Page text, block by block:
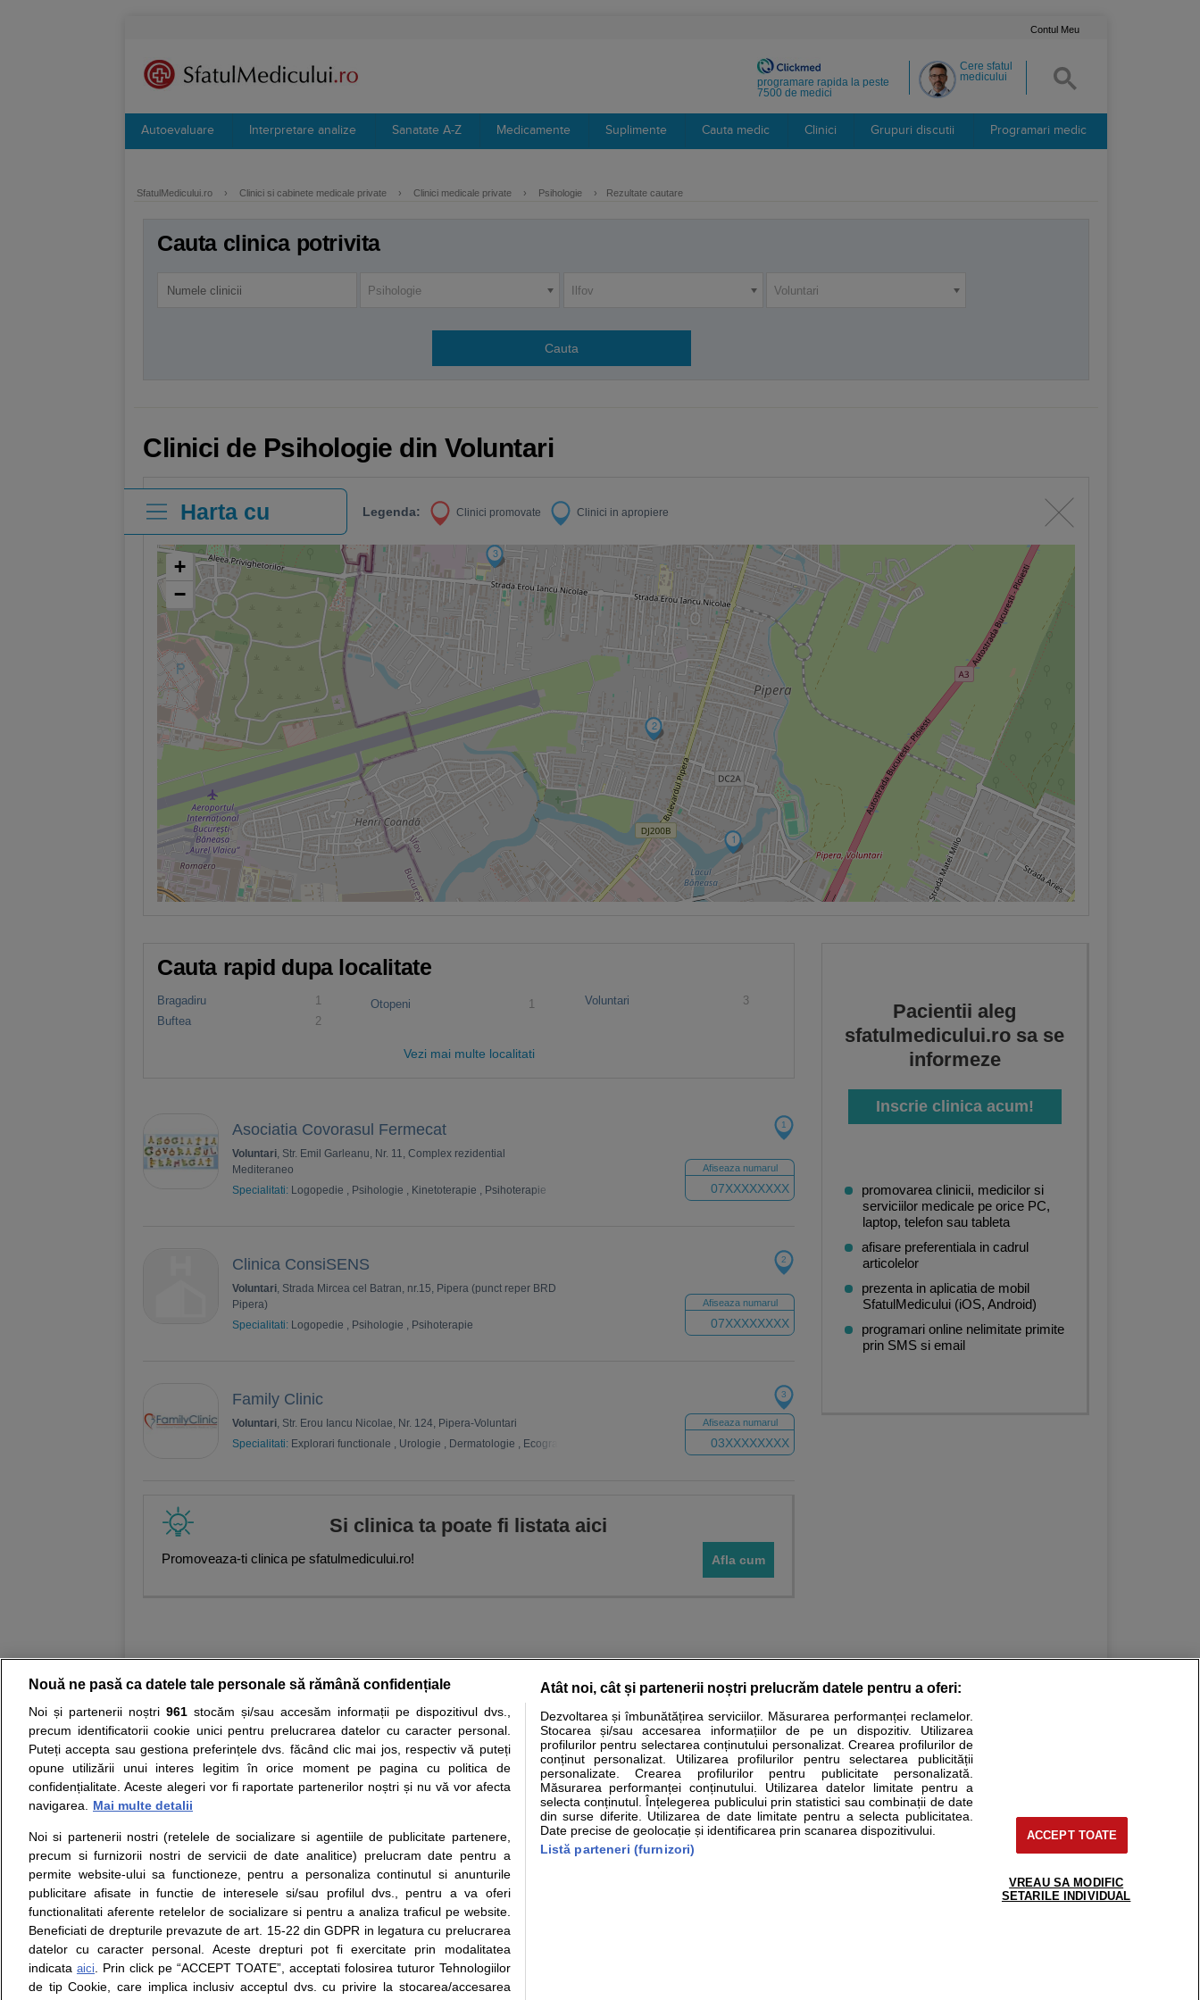
Contul Meu
Cere sfatul
medicului
programare rapida la peste
7500 de medici
Autoevaluare Interpretare analize Sanatate A-Z Medicamente Suplimente Cauta medic Clinici Grupuri discutii Programari medic
SfatulMedicului.ro › Clinici si cabinete medicale private › Clinici medicale private › Psihologie › Rezultate cautare
Cauta clinica potrivita
Psihologie Ilfov Voluntari
Clinici de Psihologie din Voluntari
Harta cu
clinici
Legenda: Clinici promovate Clinici in apropiere
1
2
3
+
−
Cauta rapid dupa localitate
Bragadiru
1
Buftea
2
Otopeni 1 Voluntari 3
Vezi mai multe localitati
Asociatia Covorasul Fermecat
Voluntari, Str. Emil Garleanu, Nr. 11, Complex rezidential
Mediteraneo
Specialitati: Logopedie , Psihologie , Kinetoterapie , Psihoterapie
Afiseaza numarul
07XXXXXXXX
1
Clinica ConsiSENS
Voluntari, Strada Mircea cel Batran, nr.15, Pipera (punct reper BRD
Pipera)
Specialitati: Logopedie , Psihologie , Psihoterapie
Afiseaza numarul
07XXXXXXXX
2
Family Clinic
Voluntari, Str. Erou Iancu Nicolae, Nr. 124, Pipera-Voluntari
Specialitati: Explorari functionale , Urologie , Dermatologie , Ecografie Gastroenterologie,Medicina generala
Afiseaza numarul
03XXXXXXXX
3
Si clinica ta poate fi listata aici
Promoveaza-ti clinica pe sfatulmedicului.ro! Afla cum
Pacientii aleg
sfatulmedicului.ro sa se
informeze
Inscrie clinica acum!
promovarea clinicii, medicilor si
serviciilor medicale pe orice PC,
laptop, telefon sau tableta
afisare preferentiala in cadrul
articolelor
prezenta in aplicatia de mobil
SfatulMedicului (iOS, Android)
programari online nelimitate primite
prin SMS si email
Resurse: Autoevaluare simptome Interpretare analize Specialitati medicale Boli si afectiuni Calculatoare Stiri medicale
Opiniile avizate ale medicilor, sfaturile si orice alte informatii despre sanatate disponibile pe sfatulmedicului.ro au scop informativ si educational. Ele nu pot substitui consultul medical direct si
nici diagnosticul stabilit in urma investigatiilor si analizelor medicale. Va sfatuim, ca pe langa informatia primita pe sfatulmedicului.ro sa consultati fie medicul Dvs., fie unul dintre medicii pe care
ii punem la dispozitie pentru programare in sistemul de programari la medic Clickmed.
Despre noi
Despre noi
Contact
Intrebari frecvente
Consultanti
medicali
Legal
Termeni si conditii
Politica de
confidentialitate
Politica de cookie
Modifica Setarile Cookie
Drepturile consumatorului
Protectia consumatorilor - ANPC
Solutionarea Alternativa a
Litigiilor
Info consumator: 0800.080.999
Formulare europene - CNAS
Ministerul Sanatatii - ANMDM
Parteneri
support@sfatulmedicului.ro
© Copyright © 2005 - 2026
Nouă ne pasă ca datele tale personale să rămână confidențiale
Noi și partenerii noștri 961stocăm și/sau accesăm informații pe dispozitivul dvs.,
precum identificatorii cookie unici pentru prelucrarea datelor cu caracter personal.
Puteți accepta sau gestiona preferințele dvs. făcând clic mai jos, respectiv vă puteți
opune utilizării unui interes legitim în orice moment pe pagina cu politica de
confidențialitate. Aceste alegeri vor fi raportate partenerilor noștri și nu vă vor afecta
navigarea.
Mai multe detalii
Noi si partenerii nostri (retelele de socializare si agentiile de publicitate partenere,
precum si furnizorii nostri de servicii de date analitice) prelucram date pentru a
permite website-ului sa functioneze, pentru a personaliza continutul si anunturile
publicitare afisate in functie de interesele si/sau profilul dvs., pentru a va oferi
functionalitati aferente retelelor de socializare si pentru a analiza traficul pe website.
Beneficiati de drepturile prevazute de art. 15-22 din GDPR in legatura cu prelucrarea
datelor cu caracter personal. Aceste drepturi pot fi exercitate prin modalitatea
indicata aici. Prin click pe “ACCEPT TOATE”, acceptati folosirea tuturor Tehnologiilor
de tip Cookie, care implica inclusiv acceptul dvs. cu privire la stocarea/accesarea
Atât noi, cât și partenerii noștri prelucrăm datele pentru a oferi:
Dezvoltarea și îmbunătățirea serviciilor. Măsurarea performanței reclamelor.
Stocarea și/sau accesarea informațiilor de pe un dispozitiv. Utilizarea
profilurilor pentru selectarea conținutului personalizat. Crearea profilurilor de
conținut personalizat. Utilizarea profilurilor pentru selectarea publicității
personalizate. Crearea profilurilor pentru publicitate personalizată.
Măsurarea performanței conținutului. Utilizarea datelor limitate pentru a
selecta conținutul. Înțelegerea publicului prin statistici sau combinații de date
din surse diferite. Utilizarea de date limitate pentru a selecta publicitatea.
Date precise de geolocație și identificarea prin scanarea dispozitivului.
Listă parteneri (furnizori)
ACCEPT TOATE
VREAU SA MODIFIC
SETARILE INDIVIDUAL